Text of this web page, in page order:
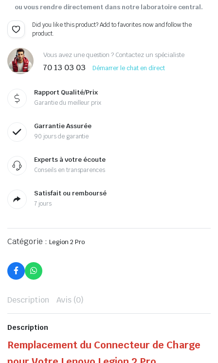
ou vous rendre directement dans notre laboratoire central.
Did you like this product? Add to favorites now and follow the
product.
Vous avez une question ? Contactez un spécialiste
70 13 03 03 Démarrer le chat en direct
Rapport Qualité/Prix
Garantie du meilleur prix
Garrantie Assurée
90 jours de garantie
Experts à votre écoute
Conseils en transparences
Satisfait ou remboursé
7 jours
Catégorie : Legion 2 Pro
Description Avis (0)
Description
Remplacement du Connecteur de Charge